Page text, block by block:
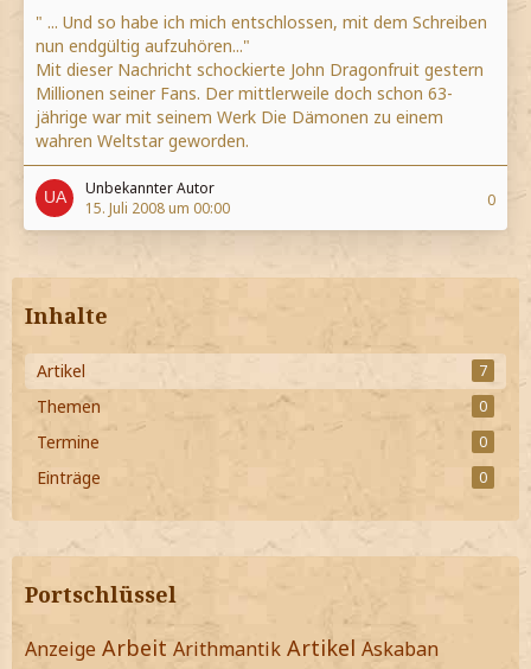
" ... Und so habe ich mich entschlossen, mit dem Schreiben
nun endgültig aufzuhören..."
Mit dieser Nachricht schockierte John Dragonfruit gestern
Millionen seiner Fans. Der mittlerweile doch schon 63-
jährige war mit seinem Werk Die Dämonen zu einem
wahren Weltstar geworden.
Unbekannter Autor
15. Juli 2008 um 00:00
0
Inhalte
Artikel 7
Themen 0
Termine 0
Einträge 0
Portschlüssel
Anzeige Arbeit Arithmantik Artikel Askaban